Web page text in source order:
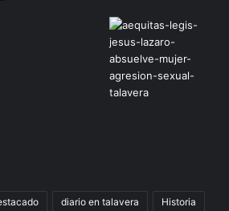
diario en talavera Historia